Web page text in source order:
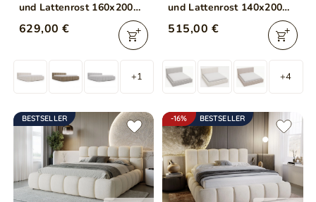
und Lattenrost 160x200
Cloud Low Bouclé-Stoff
Beige
629,00 €
+1
und Lattenrost 140x200
Monaco Beige
515,00 €
+4
BESTSELLER -16% BESTSELLER